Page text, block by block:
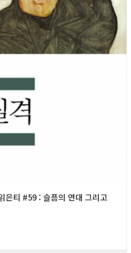
티 #59 : 슬픔의 연대 그리고